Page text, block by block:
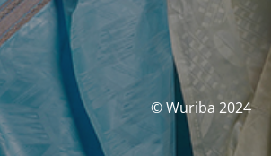
© Wuriba 2024